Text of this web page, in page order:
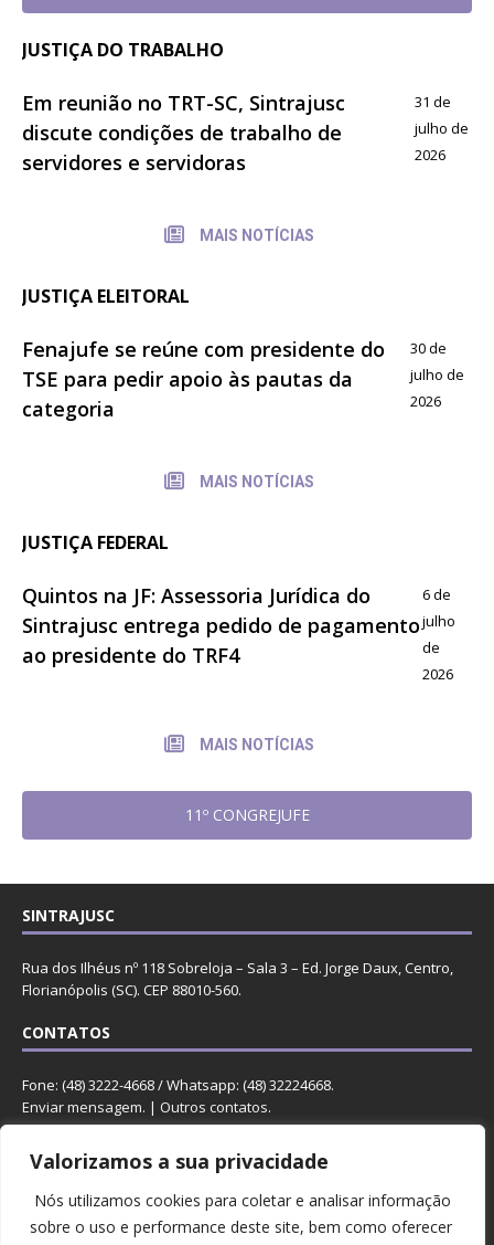
Valorizamos a sua privacidade
Nós utilizamos cookies para coletar e analisar informação
sobre o uso e performance deste site, bem como oferecer
JUSTIÇA DO TRABALHO
Em reunião no TRT-SC, Sintrajusc
discute condições de trabalho de
servidores e servidoras
31 de
julho de
2026
MAIS NOTÍCIAS
JUSTIÇA ELEITORAL
Fenajufe se reúne com presidente do
TSE para pedir apoio às pautas da
categoria
30 de
julho de
2026
MAIS NOTÍCIAS
JUSTIÇA FEDERAL
Quintos na JF: Assessoria Jurídica do
Sintrajusc entrega pedido de pagamento
ao presidente do TRF4
6 de
julho
de
2026
MAIS NOTÍCIAS
11º CONGREJUFE
SINTRAJUSC
Rua dos Ilhéus nº 118 Sobreloja – Sala 3 – Ed. Jorge Daux, Centro,
Florianópolis (SC). CEP 88010-560.
CONTATOS
Fone: (48) 3222-4668 / Whatsapp: (48) 32224668.
Enviar mensagem. | Outros contatos.
REDES